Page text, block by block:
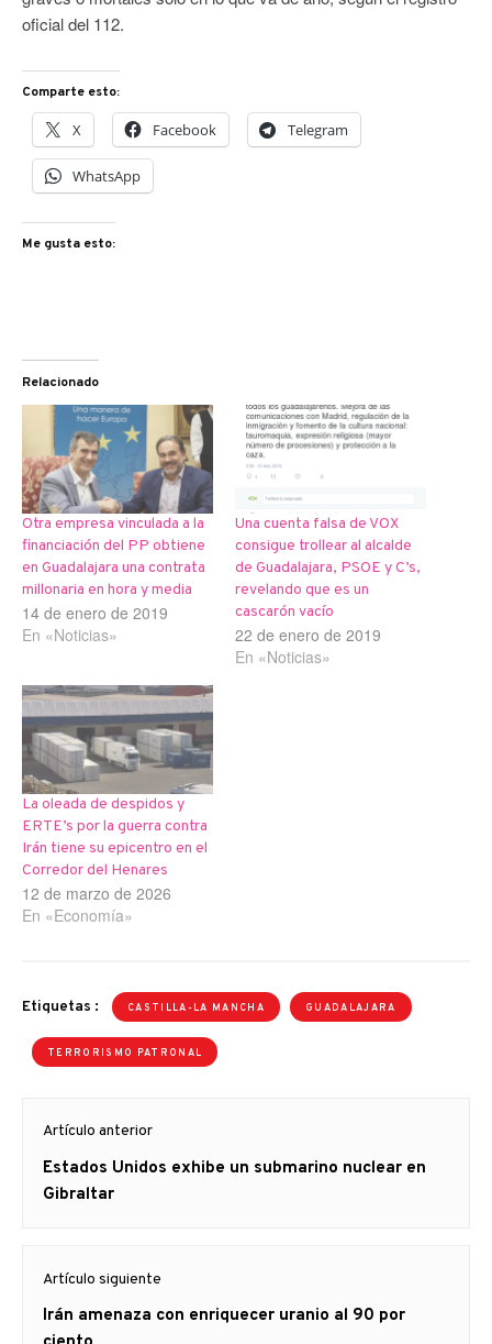
oficial del 112.
Comparte esto:
X Facebook Telegram
WhatsApp
Me gusta esto:
Relacionado
Otra empresa vinculada a la
financiación del PP obtiene
en Guadalajara una contrata
millonaria en hora y media
14 de enero de 2019
En «Noticias»
Una cuenta falsa de VOX
consigue trollear al alcalde
de Guadalajara, PSOE y C’s,
revelando que es un
cascarón vacío
22 de enero de 2019
En «Noticias»
La oleada de despidos y
ERTE’s por la guerra contra
Irán tiene su epicentro en el
Corredor del Henares
12 de marzo de 2026
En «Economía»
Etiquetas : CASTILLA-LA MANCHA GUADALAJARA
TERRORISMO PATRONAL
de
entradas
Artículo anterior
Artículo
anterior
Estados Unidos exhibe un submarino nuclear en
Gibraltar
Artículo siguiente
Artículo
Irán amenaza con enriquecer uranio al 90 por